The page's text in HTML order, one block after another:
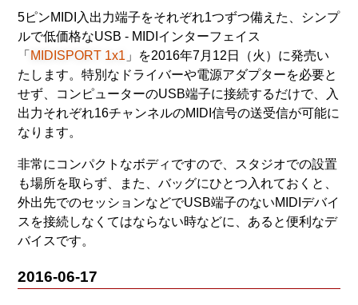
5ピンMIDI入出力端子をそれぞれ1つずつ備えた、シンプ
ルで低価格なUSB - MIDIインターフェイス
「 MIDISPORT 1x1 」を2016年7月12日（火）に発売い
たします。特別なドライバーや電源アダプターを必要と
せず、コンピューターのUSB端子に接続するだけで、入
出力それぞれ16チャンネルのMIDI信号の送受信が可能に
なります。
非常にコンパクトなボディですので、スタジオでの設置
も場所を取らず、また、バッグにひとつ入れておくと、
外出先でのセッションなどでUSB端子のないMIDIデバイ
スを接続しなくてはならない時などに、あると便利なデ
バイスです。
2016-06-17